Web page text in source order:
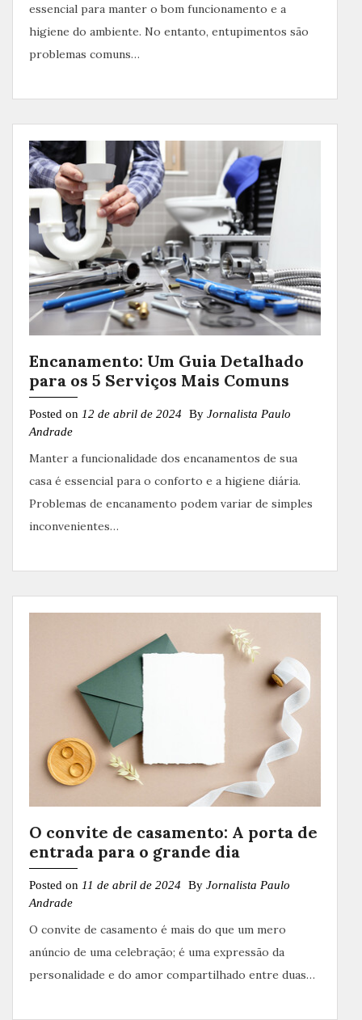
essencial para manter o bom funcionamento e a
higiene do ambiente. No entanto, entupimentos são
problemas comuns…
Encanamento: Um Guia Detalhado
para os 5 Serviços Mais Comuns
Posted on 12 de abril de 2024 By Jornalista Paulo
Andrade
Manter a funcionalidade dos encanamentos de sua
casa é essencial para o conforto e a higiene diária.
Problemas de encanamento podem variar de simples
inconvenientes…
O convite de casamento: A porta de
entrada para o grande dia
Posted on 11 de abril de 2024 By Jornalista Paulo
Andrade
O convite de casamento é mais do que um mero
anúncio de uma celebração; é uma expressão da
personalidade e do amor compartilhado entre duas…